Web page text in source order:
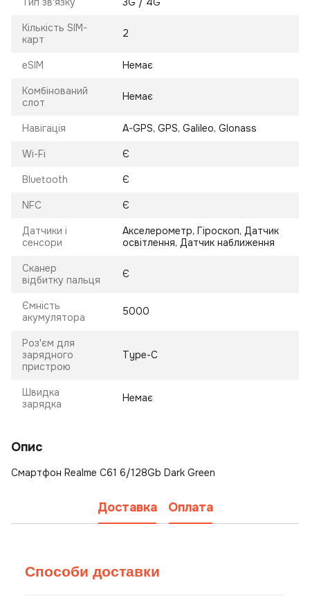
Кількість SIM-
карт
2
eSIM Немає
Комбінований
слот
Немає
Навігація A-GPS, GPS, Galileo, Glonass
Wi-Fi Є
Bluetooth Є
NFC Є
Датчики і
сенсори
Акселерометр, Гіроскоп, Датчик
освітлення, Датчик наближення
Сканер
відбитку пальця
Є
Ємність
акумулятора
5000
Роз'єм для
зарядного
пристрою
Type-C
Швидка
зарядка
Немає
Опис
Смартфон Realme C61 6/128Gb Dark Green
Доставка Оплата
Способи доставки